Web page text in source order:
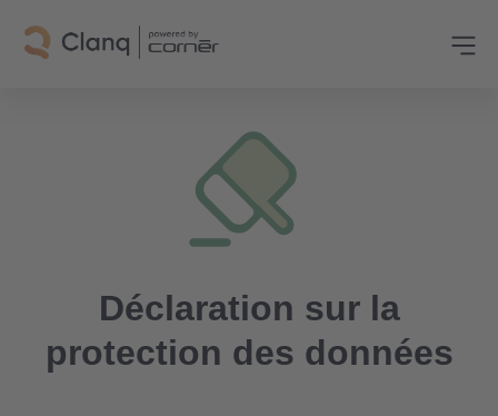
Déclaration sur la
protection des données